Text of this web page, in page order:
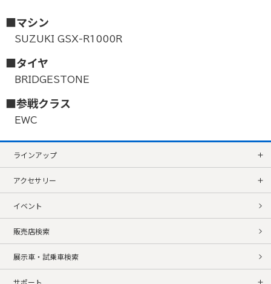
■マシン
SUZUKI GSX-R1000R
■タイヤ
BRIDGESTONE
■参戦クラス
EWC
ラインアップ
アクセサリー
イベント
販売店検索
展示車・試乗車検索